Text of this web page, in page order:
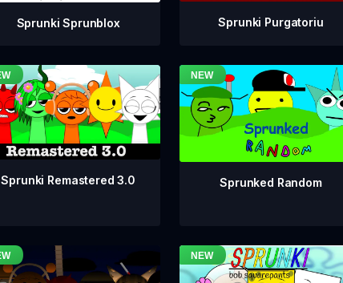
Sprunki Sprunblox Sprunki Purgatoriu
Sprunki Remastered 3.0 Sprunked Random